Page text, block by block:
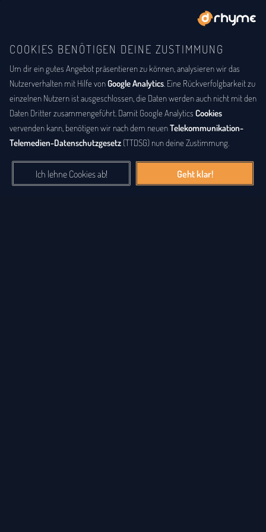
COOKIES BENÖTIGEN DEINE ZUSTIMMUNG
Um dir ein gutes Angebot präsentieren zu können, analysieren wir das
Nutzerverhalten mit Hilfe vonGoogle Analytics. Eine Rückverfolgbarkeit zu
einzelnen Nutzern ist ausgeschlossen, die Daten werden auch nicht mit den
Daten Dritter zusammengeführt. Damit Google Analytics Cookies
vervenden kann, benötigen wir nach dem neuenTelekommunikation-
Telemedien-Datenschutzgesetz (TTDSG) nun deine Zustimmung.
Ich lehne Cookies ab! Geht klar!